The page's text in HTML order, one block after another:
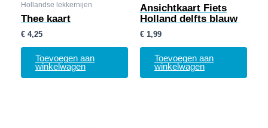
Hollandse lekkernijen
Thee kaart
€ 4,25
Toevoegen aan
winkelwagen
Ansichtkaart Fiets
Holland delfts blauw
€ 1,99
Toevoegen aan
winkelwagen